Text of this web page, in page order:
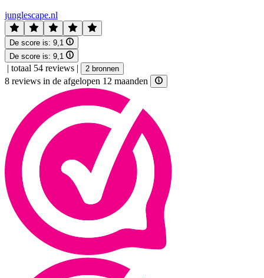
junglescape.nl
De score is: 9,1
De score is: 9,1
| totaal 54 reviews | 2 bronnen
8 reviews in de afgelopen 12 maanden